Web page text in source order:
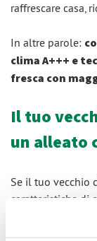
raffrescare casa,
In altre parole:
clima A+++ e
fresca con
Il tuo
un alleato
Se il tuo vecchio
caratteristiche di
sostituirlo